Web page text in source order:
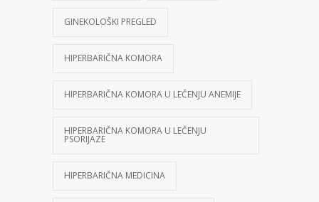
GINEKOLOŠKI PREGLED
HIPERBARIČNA KOMORA
HIPERBARIČNA KOMORA U LEČENJU ANEMIJE
HIPERBARIČNA KOMORA U LEČENJU
PSORIJAZE
HIPERBARIČNA MEDICINA